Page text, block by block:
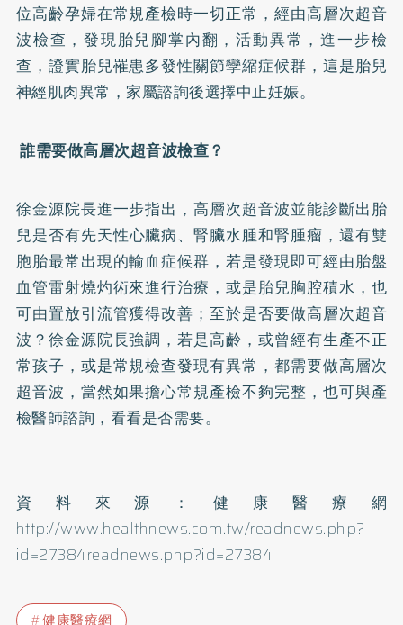
位高齡孕婦在常規產檢時一切正常，經由高層次超音
波檢查，發現胎兒腳掌內翻，活動異常，進一步檢
查，證實胎兒罹患多發性關節孿縮症候群，這是胎兒
神經肌肉異常，家屬諮詢後選擇中止妊娠。
誰需要做高層次超音波檢查？
徐金源院長進一步指出，高層次超音波並能診斷出胎
兒是否有先天性心臟病、腎臟水腫和腎腫瘤，還有雙
胞胎最常出現的輸血症候群，若是發現即可經由胎盤
血管雷射燒灼術來進行治療，或是胎兒胸腔積水，也
可由置放引流管獲得改善；至於是否要做高層次超音
波？徐金源院長強調，若是高齡，或曾經有生產不正
常孩子，或是常規檢查發現有異常，都需要做高層次
超音波，當然如果擔心常規產檢不夠完整，也可與產
檢醫師諮詢，看看是否需要。
資料來源：健康醫療網
http://www.healthnews.com.tw/readnews.php?
id=27384readnews.php?id=27384
健康醫療網